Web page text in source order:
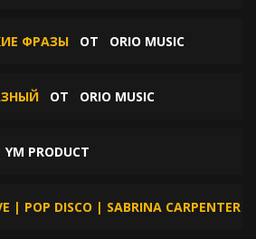
ФРАЗЫ ОТ ORIO MUSIC
ОТ ORIO MUSIC
YM PRODUCT
| POP DISCO | SABRINA CARPENTER